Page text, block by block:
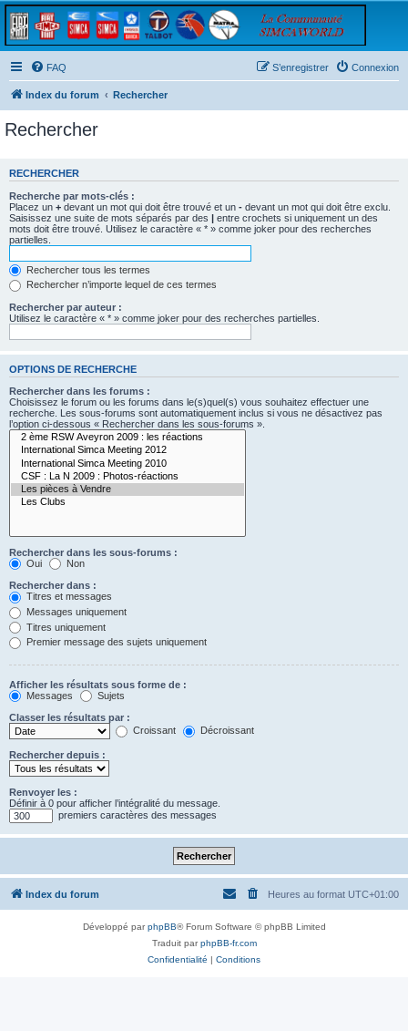
FAQ Connexion
S’enregistrer
Index du forum Rechercher
Rechercher
RECHERCHER
Recherche par mots-clés :
Placez un + devant un mot qui doit être trouvé et un - devant un mot qui doit être exclu.
Saisissez une suite de mots séparés par des | entre crochets si uniquement un des
mots doit être trouvé. Utilisez le caractère « * » comme joker pour des recherches
partielles.
Rechercher tous les termes
Rechercher n’importe lequel de ces termes
Rechercher par auteur :
Utilisez le caractère « * » comme joker pour des recherches partielles.
OPTIONS DE RECHERCHE
Rechercher dans les forums :
Choisissez le forum ou les forums dans le(s)quel(s) vous souhaitez effectuer une
recherche. Les sous-forums sont automatiquement inclus si vous ne désactivez pas
l’option ci-dessous « Rechercher dans les sous-forums ».
Rechercher dans les sous-forums :
Oui
Non
Rechercher dans :
Titres et messages
Messages uniquement
Titres uniquement
Premier message des sujets uniquement
Afficher les résultats sous forme de :
Messages
Sujets
Classer les résultats par :
Croissant
Décroissant
Rechercher depuis :
Renvoyer les :
Définir à 0 pour afficher l’intégralité du message.
premiers caractères des messages
Index du forum Heures au format UTC+01:00
Développé parphpBB® Forum Software © phpBB Limited
Traduit parphpBB-fr.com
Confidentialité
Conditions